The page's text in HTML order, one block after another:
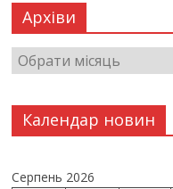
Архіви
Календар новин
Серпень 2026